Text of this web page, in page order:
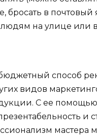
бросать в почтовый
людям на улице или
бюджетный способ
видов
С ее
и
мастера